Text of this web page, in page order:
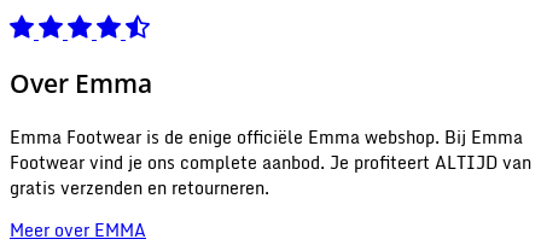
Over Emma
Emma Footwear is de enige officiële Emma webshop. Bij Emma
Footwear vind je ons complete aanbod. Je profiteert ALTIJD van
gratis verzenden en retourneren.
Meer over EMMA